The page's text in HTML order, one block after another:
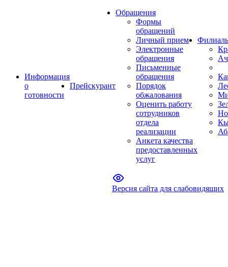
Информация
о
готовности
Прейскурант
Обращения
Формы
обращений
Личный прием
Электронные
обращения
Письменные
обращения
Порядок
обжалования
Оценить работу
сотрудников
отдела
реализации
Анкета качества
предоставленных
услуг
Версия сайта для слабовидящих